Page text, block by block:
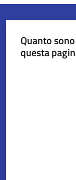
Quanto
questa